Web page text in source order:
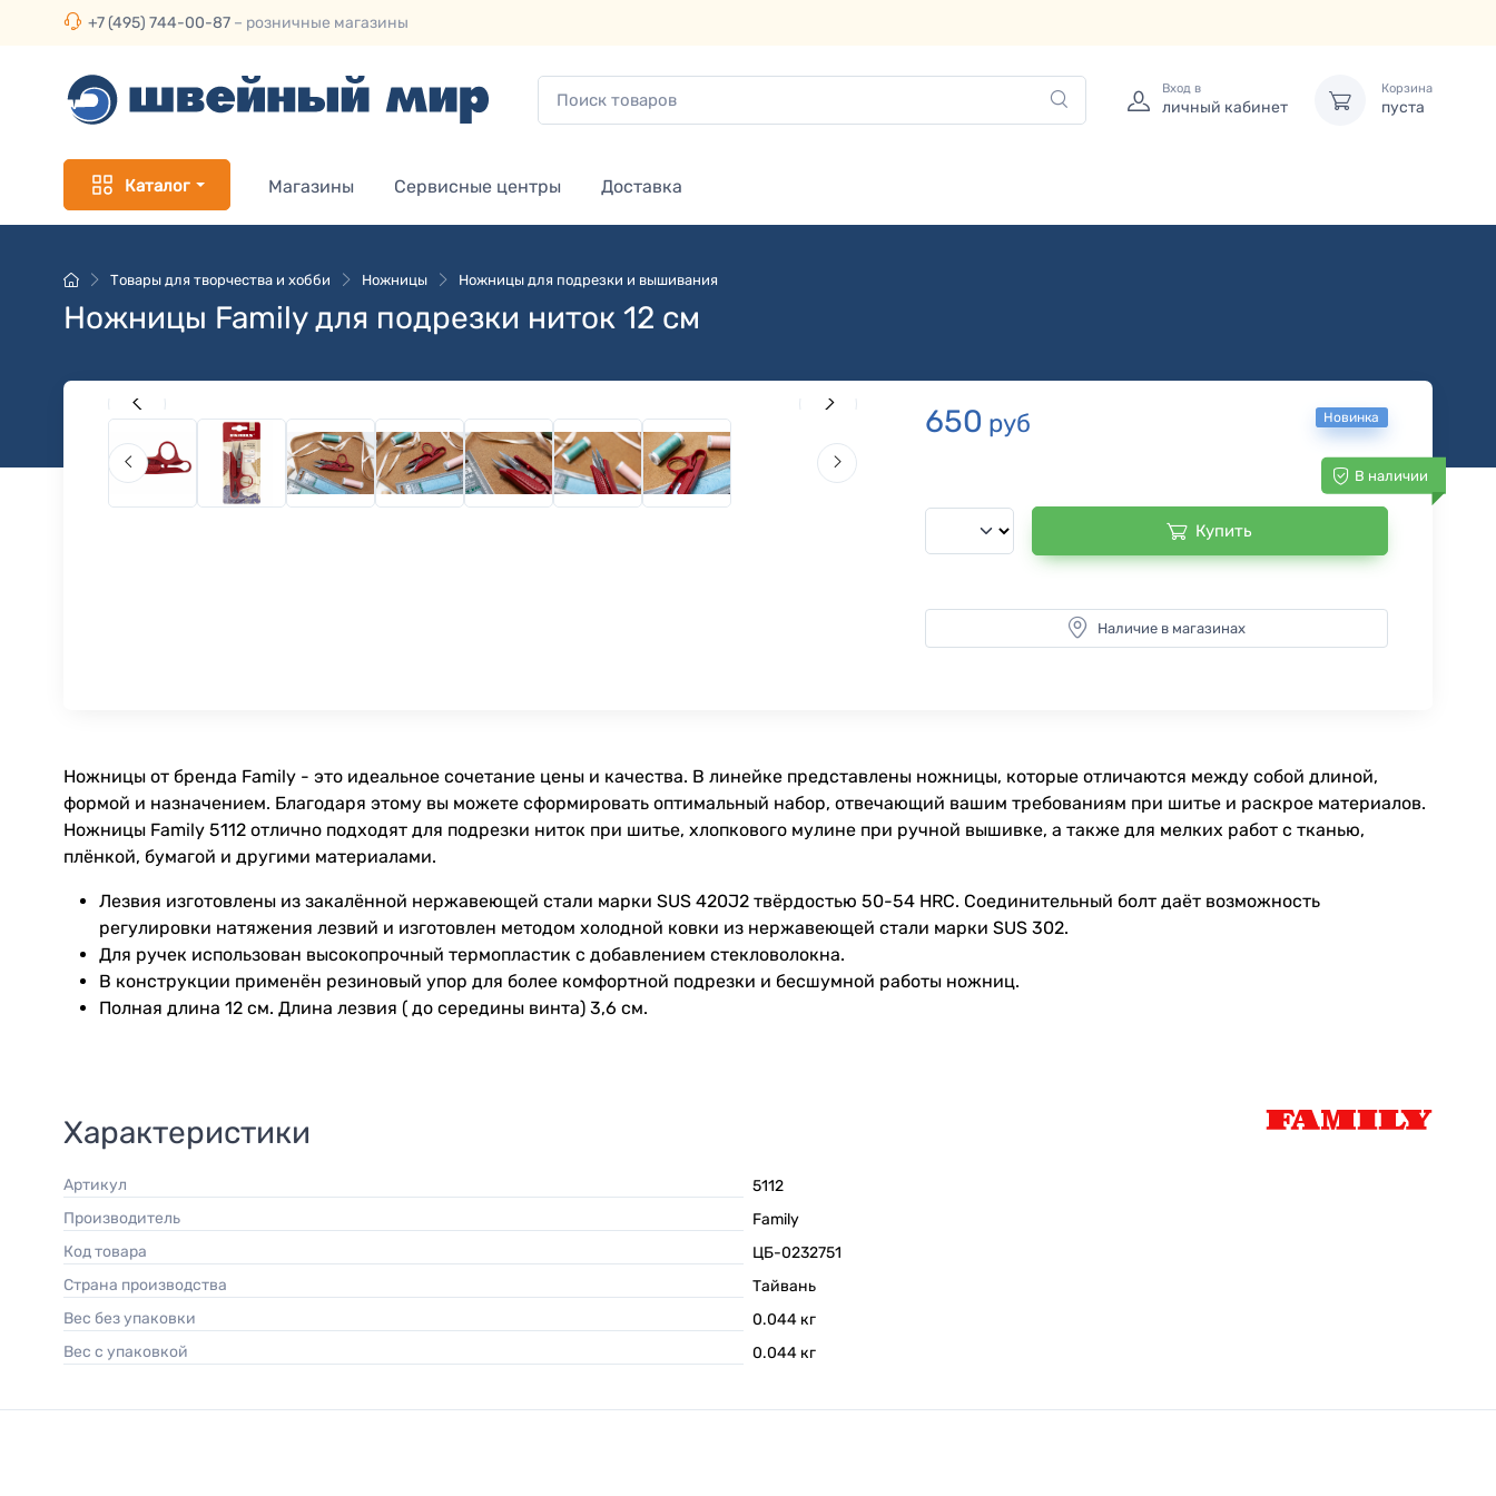
+7 (495) 744-00-87 – розничные магазины
Вход в
личный кабинет
Корзина
пуста
Каталог Магазины Сервисные центры Доставка
Товары для творчества и хобби Ножницы Ножницы для подрезки и вышивания
Ножницы Family для подрезки ниток 12 см
650 руб Новинка
В наличии
Купить
Наличие в магазинах
Ножницы от бренда Family - это идеальное сочетание цены и качества. В линейке представлены ножницы, которые отличаются между собой длиной,
формой и назначением. Благодаря этому вы можете сформировать оптимальный набор, отвечающий вашим требованиям при шитье и раскрое материалов.
Ножницы Family 5112 отлично подходят для подрезки ниток при шитье, хлопкового мулине при ручной вышивке, а также для мелких работ с тканью,
плёнкой, бумагой и другими материалами.
Лезвия изготовлены из закалённой нержавеющей стали марки SUS 420J2 твёрдостью 50-54 HRC. Соединительный болт даёт возможность
регулировки натяжения лезвий и изготовлен методом холодной ковки из нержавеющей стали марки SUS 302.
Для ручек использован высокопрочный термопластик с добавлением стекловолокна.
В конструкции применён резиновый упор для более комфортной подрезки и бесшумной работы ножниц.
Полная длина 12 см. Длина лезвия ( до середины винта) 3,6 см.
Характеристики
Артикул
5112
Производитель
Family
Код товара
ЦБ-0232751
Страна производства
Тайвань
Вес без упаковки
0.044 кг
Вес с упаковкой
0.044 кг